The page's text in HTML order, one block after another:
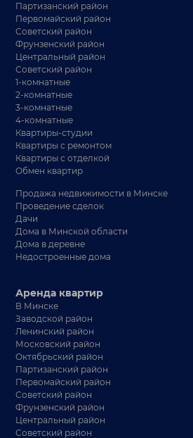
Партизанский район
Первомайский район
Советский район
Фрунзенский район
Центральный район
Советский район
1-комнатные
2-комнатные
3-комнатные
4-комнатные
Квартиры-студии
Квартиры с ремонтом
Квартиры с отделкой
Обмен квартир
Продажа недвижимости в Минске
Проведение сделок
Дачи
Дома в Минской области
Дома в деревне
Недостроенные дома
Аренда квартир
В Минске
Заводской район
Ленинский район
Московский район
Октябрьский район
Партизанский район
Первомайский район
Советский район
Фрунзенский район
Центральный район
Советский район